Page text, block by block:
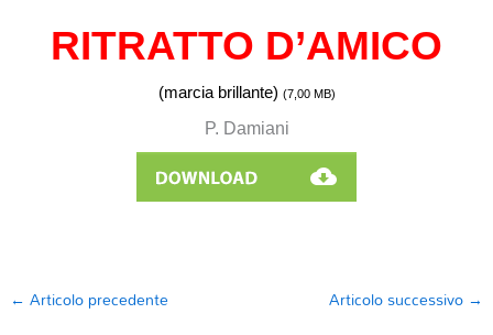
RITRATTO D’AMICO
(marcia brillante) (7,00MB)
P. Damiani
← Articolo precedente Articolo successivo →